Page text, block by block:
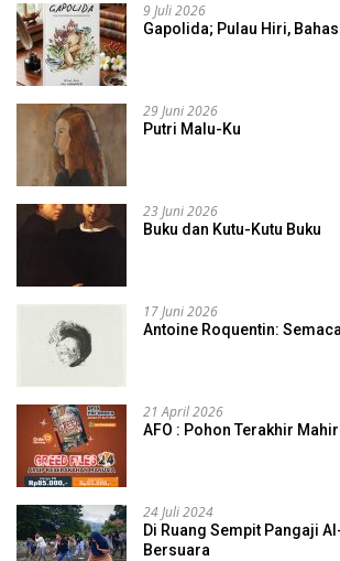
9 Juli 2026
Gapolida; Pulau Hiri,
29 Juni 2026
Putri Malu-Ku
23 Juni 2026
Buku dan Kutu-Kutu Buku
17 Juni 2026
Antoine Roquentin:
21 April 2026
AFO : Pohon Terakhir
24 Juli 2024
Di Ruang Sempit Pangaji
Bersuara